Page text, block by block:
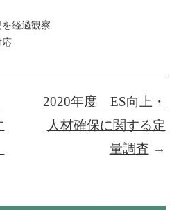
を経過観察
応
2020年度 ES向上・
人材確保に関する定
量調査 →